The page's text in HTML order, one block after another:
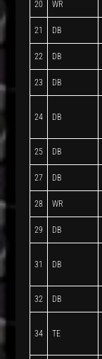
20 WR
21 DB
22 DB
23 DB
24 DB
25 DB
27 DB
28 WR
29 DB
31 DB
32 DB
34 TE